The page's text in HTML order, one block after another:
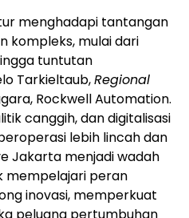
menghadapi tantangan
kompleks, mulai dari
tuntutan
Tarkieltaub,Regional
Rockwell Automation.
canggih, dan digitalisasi
lebih lincah dan
Jakarta menjadi wadah
mempelajari peran
inovasi, memperkuat
peluang pertumbuhan